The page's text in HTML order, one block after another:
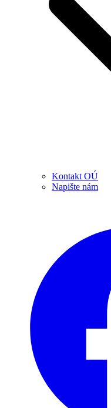
Kontakt OÚ
Napište nám